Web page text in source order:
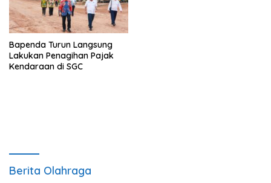
Bapenda Turun Langsung
Lakukan Penagihan Pajak
Kendaraan di SGC
Berita Olahraga